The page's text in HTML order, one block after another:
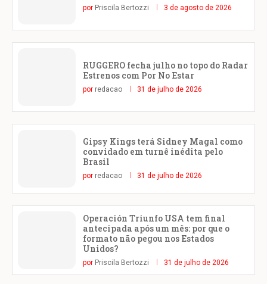
por Priscila Bertozzi 3 de agosto de 2026
RUGGERO fecha julho no topo do Radar
Estrenos com Por No Estar
por redacao 31 de julho de 2026
Gipsy Kings terá Sidney Magal como
convidado em turnê inédita pelo
Brasil
por redacao 31 de julho de 2026
Operación Triunfo USA tem final
antecipada após um mês: por que o
formato não pegou nos Estados
Unidos?
por Priscila Bertozzi 31 de julho de 2026